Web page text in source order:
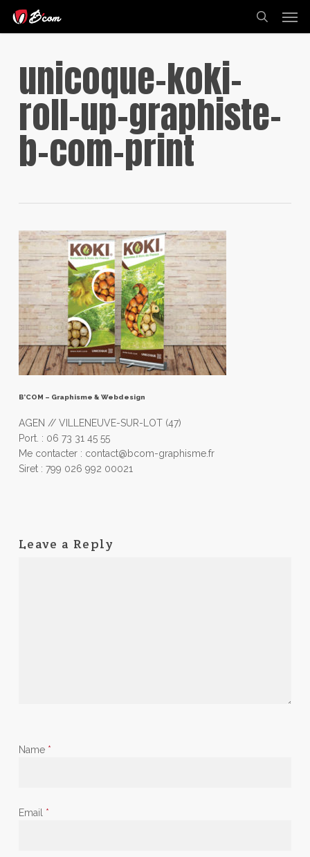
search
unicoque-koki-
roll-up-graphiste-
b-com-print
B’COM – Graphisme & Webdesign
AGEN // VILLENEUVE-SUR-LOT (47)
Port. : 06 73 31 45 55
Me contacter : contact@bcom-graphisme.fr
Siret : 799 026 992 00021
Leave a Reply
Name *
Email *